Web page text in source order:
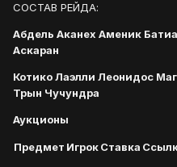
СОСТАВ РЕЙДА:
Абдель Аканех Аменик
Аскаран
Котико Лаэлли Леонидос
Трын Чучундра
Аукционы
Предмет ИгрокСтавка